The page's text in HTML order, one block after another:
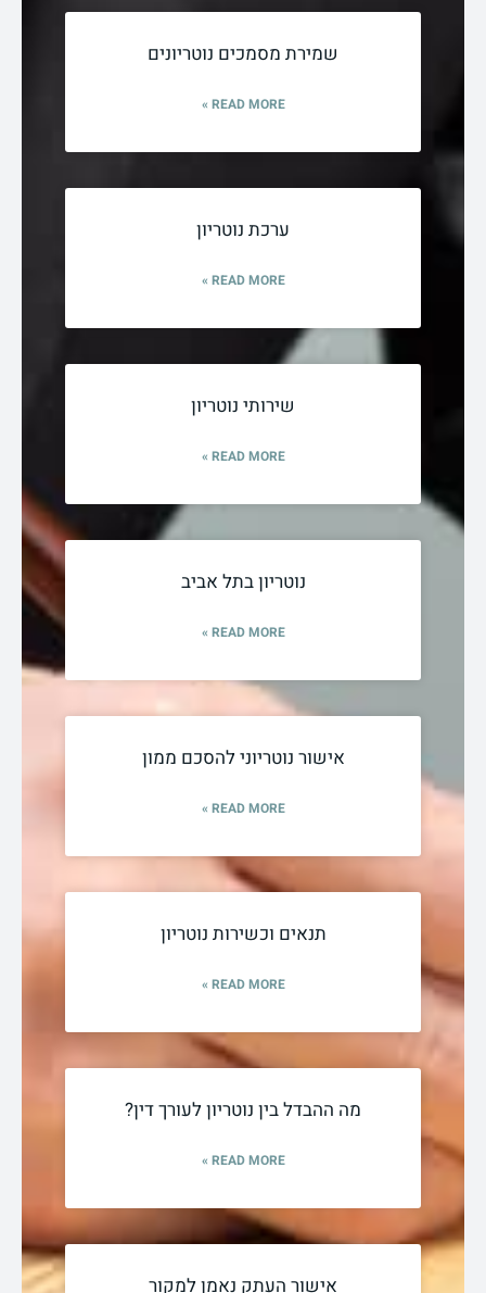
שמירת מסמכים נוטריונים
READ MORE »
ערכת נוטריון
READ MORE »
שירותי נוטריון
READ MORE »
נוטריון בתל אביב
READ MORE »
אישור נוטריוני להסכם ממון
READ MORE »
תנאים וכשירות נוטריון
READ MORE »
מה ההבדל בין נוטריון לעורך דין?
READ MORE »
אישור העתק נאמן למקור